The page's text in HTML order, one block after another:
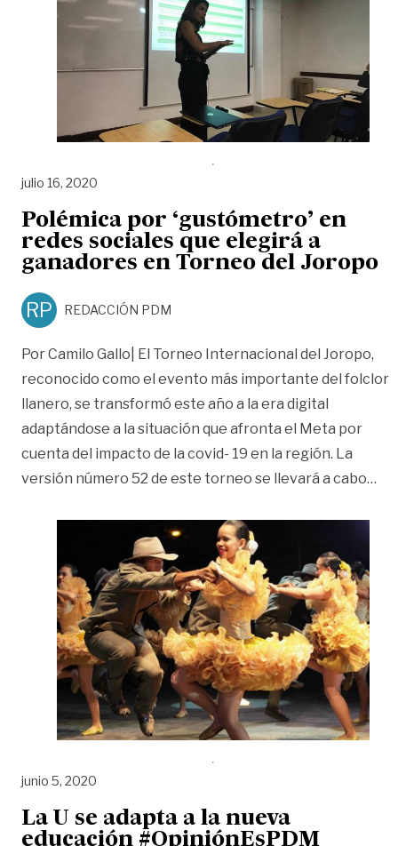
julio 16, 2020
Polémica por ‘gustómetro’ en
redes sociales que elegirá a
ganadores en Torneo del Joropo
RP REDACCIÓN PDM
Por Camilo Gallo| El Torneo Internacional del Joropo,
reconocido como el evento más importante del folclor
llanero, se transformó este año a la era digital
adaptándose a la situación que afronta el Meta por
cuenta del impacto de la covid- 19 en la región. La
versión número 52 de este torneo se llevará a cabo…
junio 5, 2020
La U se adapta a la nueva
educación #OpiniónEsPDM